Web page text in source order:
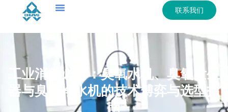
联系我们
工业消杀必看：臭氧水机、臭氧发生
器与臭氧净水机的技术博弈与选型指
南